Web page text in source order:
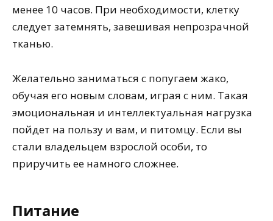
менее 10 часов. При необходимости, клетку
следует затемнять, завешивая непрозрачной
тканью.
Желательно заниматься с попугаем жако,
обучая его новым словам, играя с ним. Такая
эмоциональная и интеллектуальная нагрузка
пойдет на пользу и вам, и питомцу. Если вы
стали владельцем взрослой особи, то
приручить ее намного сложнее.
Питание